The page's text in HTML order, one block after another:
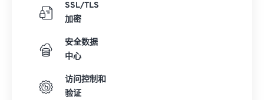
SSL/TLS
加密
安全数据
中心
访问控制和
验证